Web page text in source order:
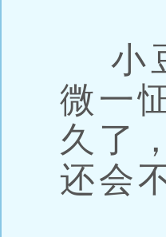
小
微一
久了
还会